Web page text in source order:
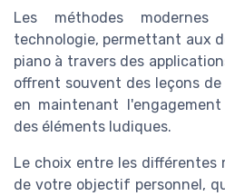
Les méthodes
technologie, permettant aux
piano à travers des
offrent souvent des leçons
en maintenant
des éléments ludiques.
Le choix entre les différentes
de votre objectif personnel,